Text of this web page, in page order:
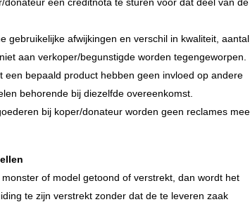
gebruikelijke afwijkingen en verschil in kwaliteit, aantal,
aan verkoper/begunstigde worden tegengeworpen.
een bepaald product hebben geen invloed op andere
behorende bij diezelfde overeenkomst.
bij koper/donateur worden geen reclames
of model getoond of verstrekt, dan wordt het
te zijn verstrekt zonder dat de te leveren zaak